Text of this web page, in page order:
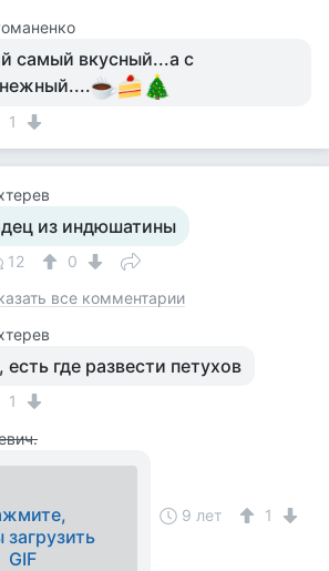
самый вкусный...а с
1
из индюшатины
12
0
все комментарии
где развести петухов
1
загрузить
GIF
9 лет 1